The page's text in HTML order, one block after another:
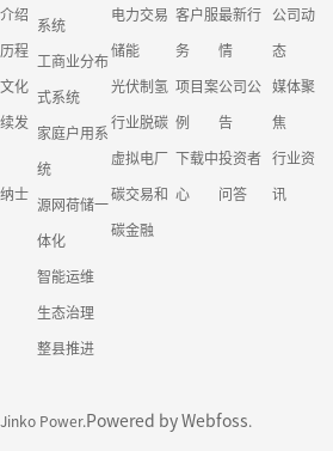
绍
程
化
发
士
系统
工商业分布
式系统
家庭户用系
统
源网荷储一
体化
智能运维
生态治理
整县推进
电力交易
储能
光伏制氢
行业脱碳
虚拟电厂
碳交易和
碳金融
客户服
务
项目案
例
下载中
心
最新行
情
公司公
告
投资者
问答
公司动
态
媒体聚
焦
行业资
讯
Power.Powered by Webfoss.